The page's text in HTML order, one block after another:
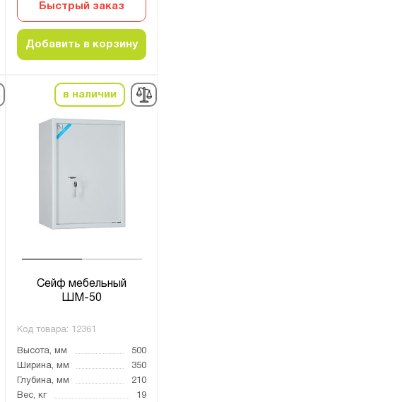
Быстрый заказ
Добавить в корзину
в наличии
Сейф мебельный
ШМ-50
Код товара: 12361
Высота, мм
500
Ширина, мм
350
Глубина, мм
210
Вес, кг
19